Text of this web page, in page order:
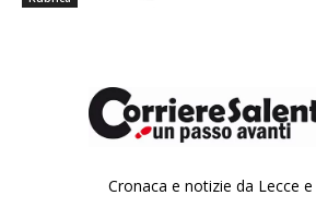
Cronaca e notizie da Lecce